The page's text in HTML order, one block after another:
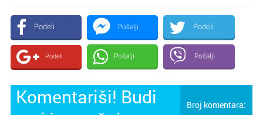
Podeli Pošalji Podeli
Podeli Pošalji Pošalji
Komentariši! Budi
Broj komentara: